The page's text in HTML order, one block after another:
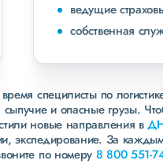
компании
служба безопасности
специлисты по
и опасные грузы.
новые направления в
экспедирование. За
по номеру 8 800 551-